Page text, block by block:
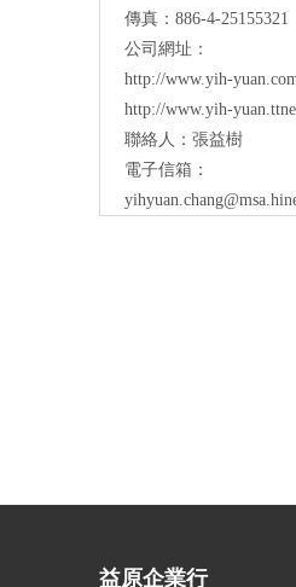
傳真：886-4-25155321
公司網址：
http://www.yih-
http://www.yih-
聯絡人：張益樹
電子信箱：
益原企業行